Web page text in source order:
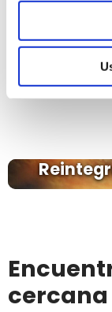
cercana